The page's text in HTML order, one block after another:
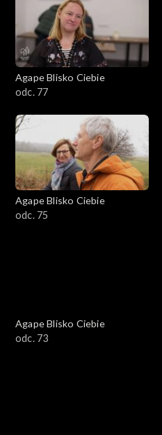
Agape Blisko Ciebie
odc. 77
Agape Blisko Ciebie
odc. 75
Agape Blisko Ciebie
odc. 73